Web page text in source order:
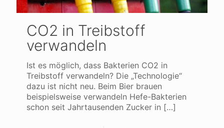
CO2 in Treibstoff
verwandeln
Ist es möglich, dass Bakterien CO2 in
Treibstoff verwandeln? Die „Technologie“
dazu ist nicht neu. Beim Bier brauen
beispielsweise verwandeln Hefe-Bakterien
schon seit Jahrtausenden Zucker in […]